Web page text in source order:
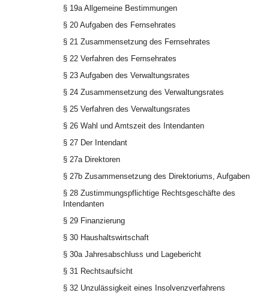
§ 19a Allgemeine Bestimmungen
§ 20 Aufgaben des Fernsehrates
§ 21 Zusammensetzung des Fernsehrates
§ 22 Verfahren des Fernsehrates
§ 23 Aufgaben des Verwaltungsrates
§ 24 Zusammensetzung des Verwaltungsrates
§ 25 Verfahren des Verwaltungsrates
§ 26 Wahl und Amtszeit des Intendanten
§ 27 Der Intendant
§ 27a Direktoren
§ 27b Zusammensetzung des Direktoriums, Aufgaben
§ 28 Zustimmungspflichtige Rechtsgeschäfte des
Intendanten
§ 29 Finanzierung
§ 30 Haushaltswirtschaft
§ 30a Jahresabschluss und Lagebericht
§ 31 Rechtsaufsicht
§ 32 Unzulässigkeit eines Insolvenzverfahrens